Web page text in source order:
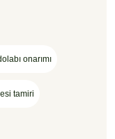
onarımı
tamiri